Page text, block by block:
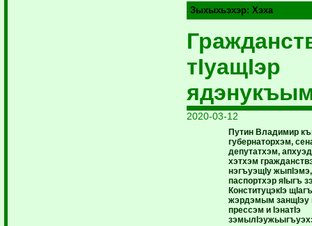
Зыхыхьэхэр:Хэха
тIуащIэр
2020-03-12
Путин Владимир
губернаторхэм,
депутатхэм,
­хэтхэм
нэгъуэщIу
паспортхэр яIыгъ
КонституцэкIэ
жэрдэмым
прессэм и IэнатIэ